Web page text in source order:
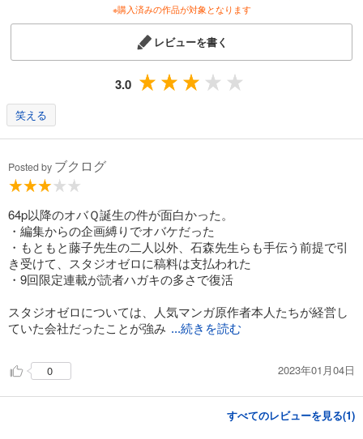
●「テレビアニメ黎明期の中に生まれ、
てんやわんやで作品を作りながら、
その時代の主役にはなりきれず使命を終えた『スタジオゼロ』。
私はこの会社が限りなく愛おしい」
※購入済みの作品が対象となります
レビューを書く
3.0
笑える
Posted by ブクログ
64p以降のオバＱ誕生の件が面白かった。
・編集からの企画縛りでオバケだった
・もともと藤子先生の二人以外、石森先生らも手伝う前提で引
き受けて、スタジオゼロに稿料は支払われた
・9回限定連載が読者ハガキの多さで復活
スタジオゼロについては、人気マンガ原作者本人たちが経営し
ていた会社だったことが強み ...続きを読む
0 2023年01月04日
すべてのレビューを見る(1)